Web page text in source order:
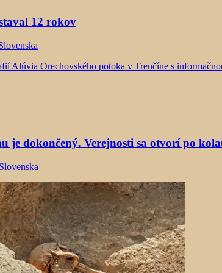
12 rokov
je dokončený. Verejnosti sa otvorí po